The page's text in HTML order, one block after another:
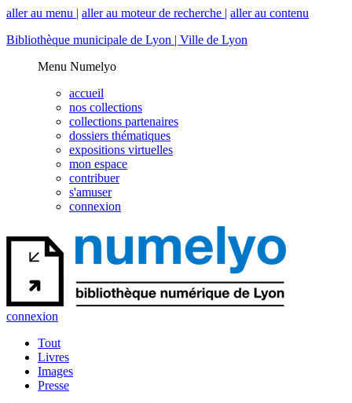
aller au menu | aller au moteur de recherche | aller au contenu
Bibliothèque municipale de Lyon | Ville de Lyon
Menu Numelyo
accueil
nos collections
collections partenaires
dossiers thématiques
expositions virtuelles
mon espace
contribuer
s'amuser
connexion
connexion
Tout
Livres
Images
Presse